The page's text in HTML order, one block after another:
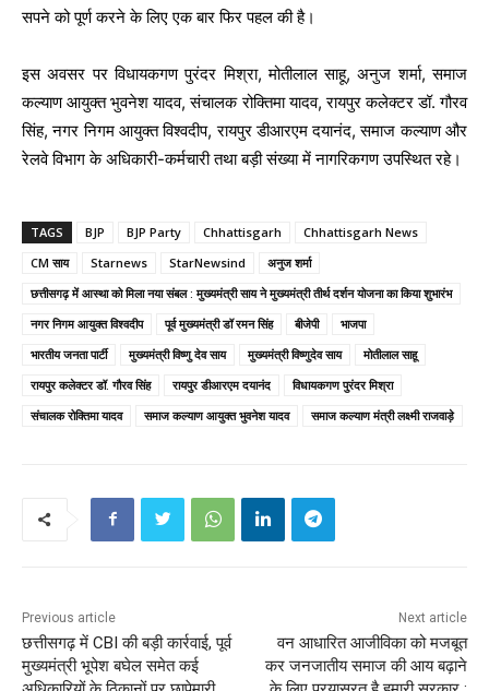
सपने को पूर्ण करने के लिए एक बार फिर पहल की है।
इस अवसर पर विधायकगण पुरंदर मिश्रा, मोतीलाल साहू, अनुज शर्मा, समाज
कल्याण आयुक्त भुवनेश यादव, संचालक रोक्तिमा यादव, रायपुर कलेक्टर डॉ. गौरव
सिंह, नगर निगम आयुक्त विश्वदीप, रायपुर डीआरएम दयानंद, समाज कल्याण और
रेलवे विभाग के अधिकारी-कर्मचारी तथा बड़ी संख्या में नागरिकगण उपस्थित रहे।
TAGS BJP BJP Party Chhattisgarh
Chhattisgarh News
CM साय
Starnews StarNewsind
अनुज शर्मा
छत्तीसगढ़ में आस्था को मिला नया संबल : मुख्यमंत्री साय ने मुख्यमंत्री तीर्थ दर्शन योजना का किया शुभारंभ
नगर निगम आयुक्त विश्वदीप
पूर्व मुख्यमंत्री डॉ रमन सिंह बीजेपी
भाजपा
भारतीय जनता पार्टी
मुख्यमंत्री विष्णु देव साय मुख्यमंत्री विष्णुदेव साय
मोतीलाल साहू
रायपुर कलेक्टर डॉ. गौरव सिंह
रायपुर डीआरएम दयानंद
विधायकगण पुरंदर मिश्रा
संचालक रोक्तिमा यादव
समाज कल्याण आयुक्त भुवनेश यादव समाज कल्याण मंत्री लक्ष्मी राजवाड़े
Previous article
छत्तीसगढ़ में CBI की बड़ी कार्रवाई, पूर्व
मुख्यमंत्री भूपेश बघेल समेत कई
Next article
वन आधारित आजीविका को मजबूत
कर जनजातीय समाज की आय बढ़ाने